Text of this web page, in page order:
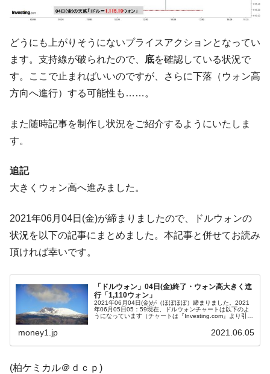
『Money1』
韓国･警察職員が「丸刈りになって抗議活
『Money1』
中国だけが鉄鋼輸出を異常増加させる ⇒ 中
国の過剰生産が世界を蝕む。
『Money1』
韓国製造業「半導体絶好調」のウラで他業
種は全般的「不調」⇒ PSIが示す現況は決して良くない。
ン』1人当たり賠償10万ウォンを認定 ⇒ 総額3兆7,000億
『Money1』
『Money1』
に韓国がいっちょがみしたのでは。
『Money1』
韓国政府『BYD』車への補助金を全廃 ⇒ 実
は韓国で『BYD』車は売れている。6カ月で対前年同期比
1.9倍！
く空港に詰めかけ「出て行け！」「極右勢力」のプラカー
ドを掲げる「在韓反米勢力」
『Money1』
韓国政府「2035年までに18.4GW規模のAIデ
ータセンター整備」⇒ だから無理だってば。
どうにも上がりそうにないプライスアクションとなってい
ます。支持線が破られたので、 底を確認している状況で
す。ここで止まればいいのですが、さらに下落（ウォン高
方向へ進行）する可能性も……。
また随時記事を制作し状況をご紹介するようにいたしま
す。
追記
大きくウォン高へ進みました。
2021年06月04日(金)が締まりましたので、ドルウォンの
状況を以下の記事にまとめました。本記事と併せてお読み
頂ければ幸いです。
「ドルウォン」04日(金)終了・ウォン高大きく進
行「1,110ウォン」
2021年06月04日(金)が（ほぼほぼ）締まりました。2021
年06月05日05：59現在、ドルウォンチャートは以下のよ
うになっています（チャートは『Investing.com』より引
money1.jp 2021.06.05
(柏ケミカル＠ｄｃｐ)